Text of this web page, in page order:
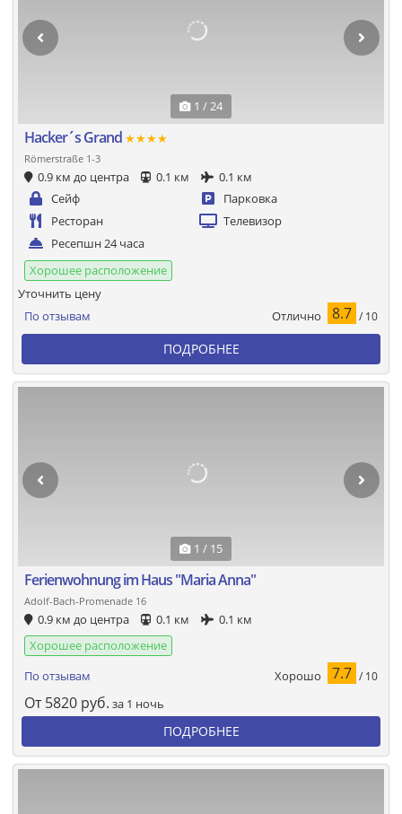
1 / 24
Hacker´s Grand ★★★★
Römerstraße 1-3
0.9 км до центра 0.1 км
0.1 км
Сейф
Парковка
Ресторан
Телевизор
Ресепшн 24 часа
Хорошее расположение
По отзывам Отлично 8.7 / 10
Уточнить цену
ПОДРОБНЕЕ
1 / 15
Ferienwohnung im Haus "Maria Anna"
Adolf-Bach-Promenade 16
0.9 км до центра 0.1 км
0.1 км
Хорошее расположение
По отзывам
Хорошо 7.7 / 10
От 5820 руб. за 1 ночь
ПОДРОБНЕЕ